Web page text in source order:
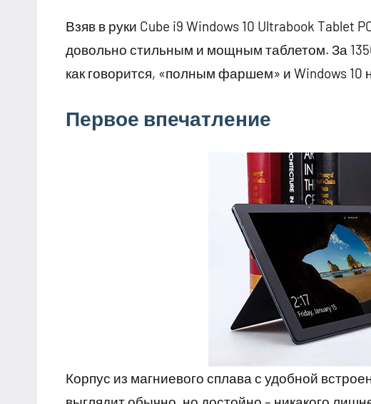
Взяв в руки Cube i9 Windows 10 Ultrabook
довольно стильным и мощным таблетом. За
как говорится, «полным фаршем» и Windows 10
Первое впечатление
Корпус из магниевого сплава с удобной